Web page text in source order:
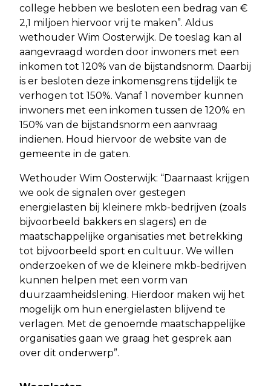
college hebben we besloten een bedrag van €
2,1 miljoen hiervoor vrij te maken”. Aldus
wethouder Wim Oosterwijk. De toeslag kan al
aangevraagd worden door inwoners met een
inkomen tot 120% van de bijstandsnorm. Daarbij
is er besloten deze inkomensgrens tijdelijk te
verhogen tot 150%. Vanaf 1 november kunnen
inwoners met een inkomen tussen de 120% en
150% van de bijstandsnorm een aanvraag
indienen. Houd hiervoor de website van de
gemeente in de gaten.
Wethouder Wim Oosterwijk: “Daarnaast krijgen
we ook de signalen over gestegen
energielasten bij kleinere mkb-bedrijven (zoals
bijvoorbeeld bakkers en slagers) en de
maatschappelijke organisaties met betrekking
tot bijvoorbeeld sport en cultuur. We willen
onderzoeken of we de kleinere mkb-bedrijven
kunnen helpen met een vorm van
duurzaamheidslening. Hierdoor maken wij het
mogelijk om hun energielasten blijvend te
verlagen. Met de genoemde maatschappelijke
organisaties gaan we graag het gesprek aan
over dit onderwerp”.